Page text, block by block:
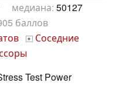
медиана: 50127
баллов
+ Соседние
Test Power